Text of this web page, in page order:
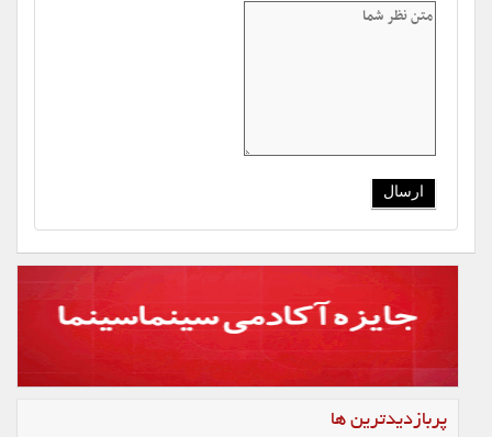
پربازدیدترین ها